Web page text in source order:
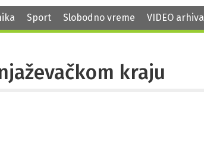
Sport Slobodno vreme VIDEO arhiva
kraju